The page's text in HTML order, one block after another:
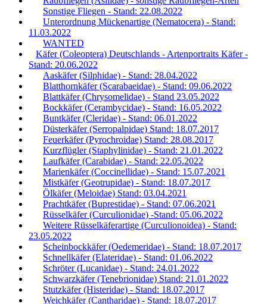
Sonstige Fliegen - Stand: 22.08.2022
Unterordnung Mückenartige (Nematocera) - Stand:
11.03.2022
WANTED
Käfer (Coleoptera) Deutschlands - Artenportraits Käfer -
Stand: 20.06.2022
Aaskäfer (Silphidae) - Stand: 28.04.2022
Blatthornkäfer (Scarabaeidae) - Stand: 09.06.2022
Blattkäfer (Chrysomelidae) - Stand 23.05.2022
Bockkäfer (Cerambycidae) - Stand: 16.05.2022
Buntkäfer (Cleridae) - Stand: 06.01.2022
Düsterkäfer (Serropalpidae) Stand: 18.07.2017
Feuerkäfer (Pyrochroidae) Stand: 28.08.2017
Kurzflügler (Staphylinidae) - Stand: 21.01.2022
Laufkäfer (Carabidae) - Stand: 22.05.2022
Marienkäfer (Coccinellidae) - Stand: 15.07.2021
Mistkäfer (Geotrupidae) - Stand: 18.07.2017
Ölkäfer (Meloidae) Stand: 03.04.2021
Prachtkäfer (Buprestidae) - Stand: 07.06.2021
Rüsselkäfer (Curculionidae) -Stand: 05.06.2022
Weitere Rüsselkäferartige (Curculionoidea) - Stand:
23.05.2022
Scheinbockkäfer (Oedemeridae) - Stand: 18.07.2017
Schnellkäfer (Elateridae) - Stand: 01.06.2022
Schröter (Lucanidae) - Stand: 24.01.2022
Schwarzkäfer (Tenebrionidae) Stand: 21.01.2022
Stutzkäfer (Histeridae) - Stand: 18.07.2017
Weichkäfer (Cantharidae) - Stand: 18.07.2017